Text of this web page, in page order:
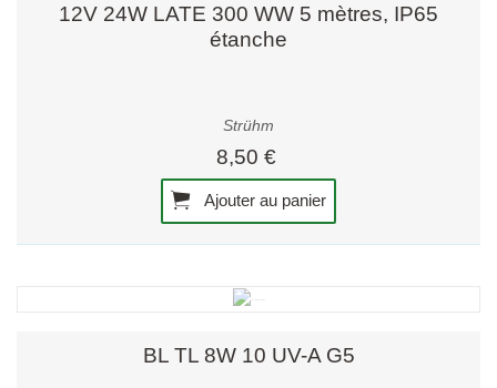
12V 24W LATE 300 WW 5 mètres, IP65
étanche
Strühm
8,50 €
Ajouter au panier
BL TL 8W 10 UV-A G5